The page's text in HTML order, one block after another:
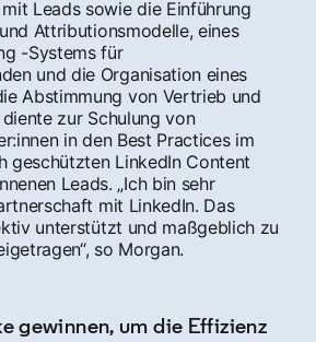
Leads sowie die Einführung
Attributionsmodelle, eines
-Systems für
und die Organisation eines
Abstimmung von Vertrieb und
zur Schulung von
in den Best Practices im
geschützten LinkedIn Content
Leads. „Ich bin sehr
mit LinkedIn. Das
unterstützt und maßgeblich zu
so Morgan.
gewinnen, um die Effizienz